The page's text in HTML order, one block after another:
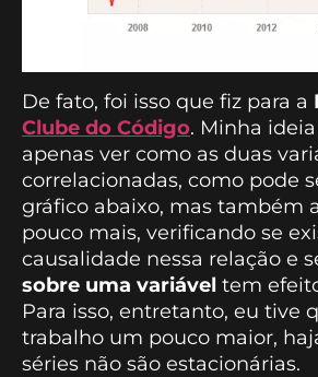
De fato, foi isso que fiz para a
Clube do Código. Minha
apenas ver como as duas
correlacionadas, como pode
gráfico abaixo, mas também
pouco mais, verificando se
causalidade nessa relação e
sobre uma variável tem
Para isso, entretanto, eu tive
trabalho um pouco maior,
séries não são estacionárias.